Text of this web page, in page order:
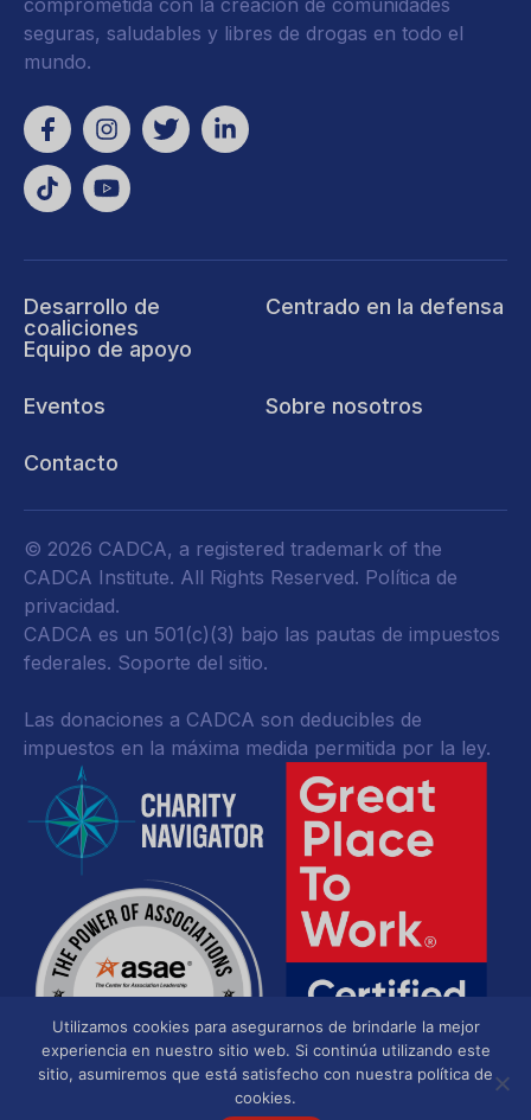
seguras, saludables y libres de drogas en todo el
mundo.
Desarrollo de
coaliciones
Equipo de apoyo
Centrado en la defensa
Eventos Sobre nosotros
Contacto
© 2026 CADCA, a registered trademark of the
CADCA Institute. All Rights Reserved. Política de
privacidad.
CADCA es un 501(c)(3) bajo las pautas de impuestos
federales. Soporte del sitio.
Las donaciones a CADCA son deducibles de
impuestos en la máxima medida permitida por la ley.
Utilizamos cookies para asegurarnos de brindarle la mejor
experiencia en nuestro sitio web. Si continúa utilizando este
sitio, asumiremos que está satisfecho con nuestra política de
cookies.